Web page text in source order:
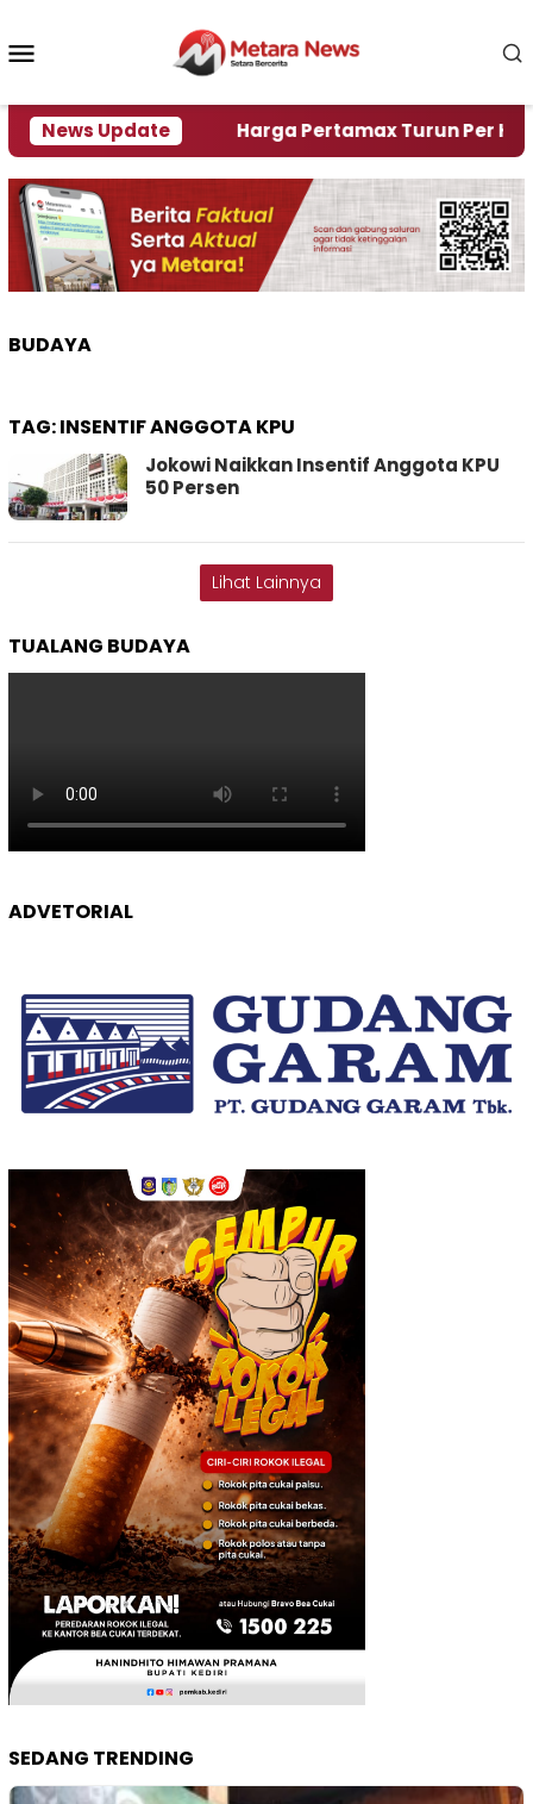
konten
News Update
Krisi Air Harga Pertamax Turun Per Hari Ini,
BUDAYA
TAG:INSENTIF ANGGOTA KPU
Jokowi Naikkan Insentif Anggota KPU
50 Persen
Lihat Lainnya
TUALANG BUDAYA
ADVETORIAL
SEDANG TRENDING